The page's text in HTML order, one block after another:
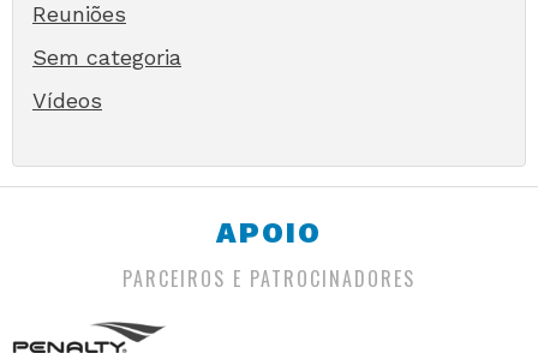
Reuniões
Sem categoria
Vídeos
APOIO
PARCEIROS E PATROCINADORES